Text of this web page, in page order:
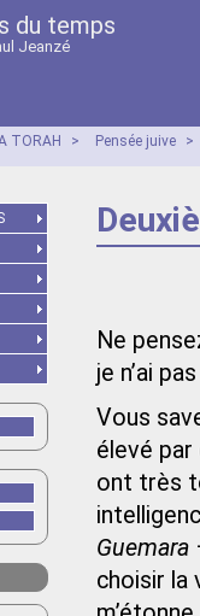
du temps
Jeanzé
TORAH > Pensée juive >
Ne
je n’ai
Vous
élevé
ont très
Guemara
choisir la